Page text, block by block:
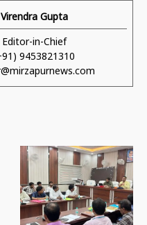
Virendra Gupta
Editor-in-Chief
9453821310